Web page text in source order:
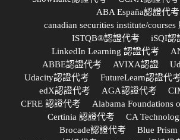
ABA España認證代考
canadian securities institute/
ISTQB®認證代考
iSQI認
LinkedIn Learning 認證代考
ABBE認證代考
AVIXA認證
Udacity認證代考
FutureLearn認證代考
edX認證代考
AGA認證代考
CFRE 認證代考
Alabama Foundations
Certinia 認證代考
CA
Brocade認證代考
Blue